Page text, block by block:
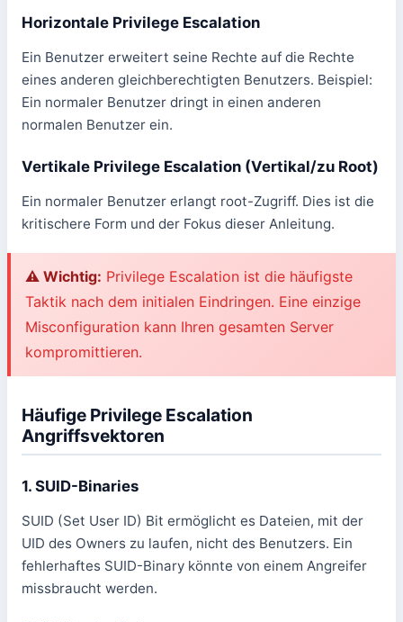
Horizontale Privilege Escalation
Ein Benutzer erweitert seine Rechte auf die Rechte
eines anderen gleichberechtigten Benutzers. Beispiel:
Ein normaler Benutzer dringt in einen anderen
normalen Benutzer ein.
Vertikale Privilege Escalation (Vertikal/zu Root)
Ein normaler Benutzer erlangt root-Zugriff. Dies ist die
kritischere Form und der Fokus dieser Anleitung.
⚠️ Wichtig: Privilege Escalation ist die häufigste
Taktik nach dem initialen Eindringen. Eine einzige
Misconfiguration kann Ihren gesamten Server
kompromittieren.
Häufige Privilege Escalation
Angriffsvektoren
1. SUID-Binaries
SUID (Set User ID) Bit ermöglicht es Dateien, mit der
UID des Owners zu laufen, nicht des Benutzers. Ein
fehlerhaftes SUID-Binary könnte von einem Angreifer
missbraucht werden.